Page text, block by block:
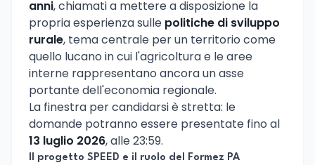
anni, chiamati a mettere a disposizione la
propria esperienza sulle politiche di sviluppo
rurale, tema centrale per un territorio come
quello lucano in cui l'agricoltura e le aree
interne rappresentano ancora un asse
portante dell'economia regionale.
La finestra per candidarsi è stretta: le
domande potranno essere presentate fino al
13 luglio 2026, alle 23:59.
Il progetto SPEED e il ruolo del Formez PA